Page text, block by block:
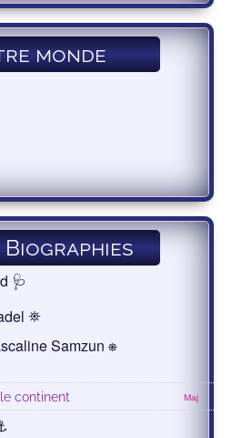
monde
Biographies
🩺
⛯
Samzun ⎈
Maj
continent